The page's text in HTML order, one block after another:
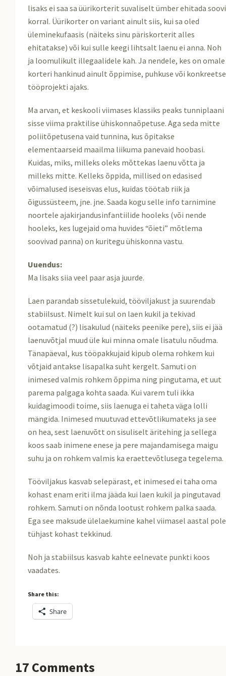
lisaks ei saa sa üürikorterit suvaliselt ümber ehitada soovi
korral. Üürikorter on variant ainult siis, kui sa oled
üleminekufaasis (näiteks sinu päriskorterit alles
ehitatakse) või kui sulle keegi lihtsalt laenu ei anna. Noh
ja loomulikult illegaalidele kah. Ja nendele, kes on omale
korteri hankinud ainult õppimise, puhkuse või konkreetse
tööprojekti ajaks.
Ma arvan, et keskooli viimases klassiks peaks tunniplaani
sisse viima praktilise ühiskonnaõpetuse. Aga seda mitte
poliitõpetusena vaid tunnina, kus õpitakse
elementaarseid maailma liikuma panevaid hoobasi.
Kuidas, miks, milleks oleks mõttekas laenu võtta ja
milleks mitte. Kelleks õppida, millised on edasised
võimalused iseseisvas elus, kuidas töötab riik ja
õigussüsteem, jne. jne. Saada kogu selle info tarnimine
noortele ajakirjandusinfantiilide hooleks (või nende
hooleks, kes lugejaid oma huvides “õieti” mõtlema
soovivad panna) on kuritegu ühiskonna vastu.
Uuendus:
Ma lisaks siia veel paar asja juurde.
Laen parandab sissetulekuid, tööviljakust ja suurendab
stabiilsust. Nimelt kui sul on laen kukil ja tekivad
ootamatud (?) lisakulud (näiteks peenike pere), siis ei jää
laenuvõtjal muud üle kui minna omale lisatulu nõudma.
Tänapäeval, kus tööpakkujaid kipub olema rohkem kui
võtjaid antakse lisapalka suht kergelt. Samuti on
inimesed valmis rohkem õppima ning pingutama, et uut
parema palgaga kohta saada. Kui varem tuli ikka
kuidagimoodi toime, siis laenuga ei taheta väga lolli
mängida. Inimesed muutuvad ettevõtlikumateks ja see
on hea, sest laenuvõtt on sisuliselt äritehing ja sellega
koos saab inimene enese ja pere majandamisega maigu
suhu ja on rohkem valmis ka eraettevõtlusega tegelema.
Tööviljakus kasvab selepärast, et inimesed ei taha oma
kohast enam eriti ilma jääda kui laen kukil ja pingutavad
rohkem. Samuti on nõnda lootust rohkem palka saada.
Ega see maksude ülelaekumine kahel viimasel aastal pole
tühjast kohast tekkinud.
Noh ja stabiilsus kasvab kahte eelnevate punkti koos
vaadates.
Share this:
Share
17 Comments